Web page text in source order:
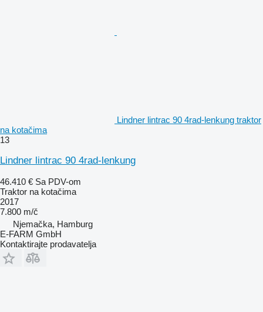
Lindner lintrac 90 4rad-lenkung traktor
na kotačima
13
Lindner lintrac 90 4rad-lenkung
46.410 € Sa PDV-om
Traktor na kotačima
2017
7.800 m/č
Njemačka, Hamburg
E-FARM GmbH
Kontaktirajte prodavatelja